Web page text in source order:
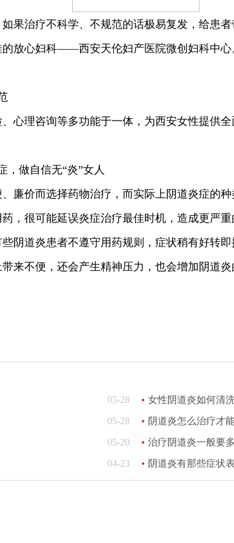
果治疗不科学、不规范的话极易复发，给患
放心妇科——西安天伦妇产医院微创妇科中
理咨询等多功能于一体，为西安女性提供全
做自信无“炎”女人
价而选择药物治疗，而实际上阴道炎症的种
，很可能延误炎症治疗最佳时机，造成更严重
些阴道炎患者不遵守用药规则，症状稍有好转
来不便，还会产生精神压力，也会增加阴道
05-28 女性阴道炎如何清
05-28 阴道炎怎么治疗才
05-20 治疗阴道炎一般要
04-23 阴道炎有那些症状